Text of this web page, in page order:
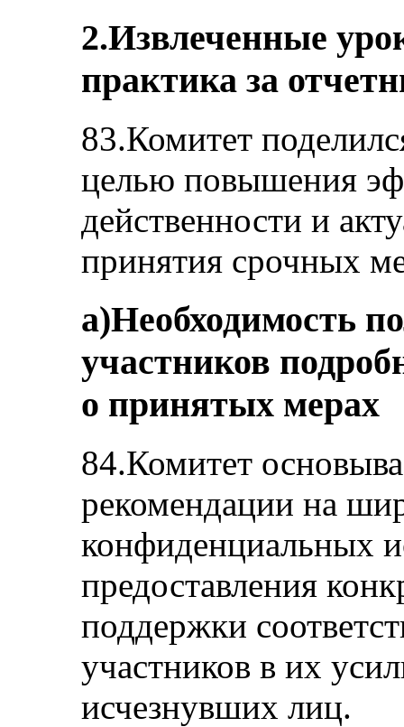
2.Извлеченные
практика за
83.Комитет
целью повышения
действенности и
принятия срочных
a)Необходимость
участников
о принятых мерах
84.Комитет
рекомендации на
конфиденциальных
предоставления
поддержки
участников в их
исчезнувших лиц.